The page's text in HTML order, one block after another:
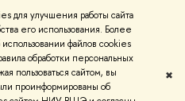
для улучшения работы сайта
его использования. Более
файлов cookies
обработки персональных
пользоваться сайтом, вы
проинформированы об
✖
здоровья